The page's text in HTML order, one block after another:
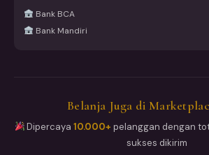
Bank BCA
Bank Mandiri
Belanja Juga di
Dipercaya10.000+ pelanggan dengan
sukses dikirim